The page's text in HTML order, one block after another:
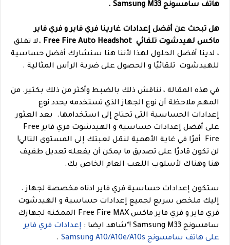
هاتف سامسونج Samsung M33 .
هل تبحث عن أفضل إعدادات غارينا فري فاير و فري فاير
ماكس لهيدشوت تلقائي Free Fire Auto Headshot .
لا تقلق
، لدينا أفضل الحلول لهذا لأننا هنا سنشارك أفضل حساسية
للهيدشوت تلقائيًا و الحصول على ضربة الرأس المثالية .
في هذه المقالة ، نناقش ذلك بالضبط وأكثر من ذلك بكثير. من
المهم ملاحظة أن نوع الجهاز الذي تستخدمه يحدد نوع
إعدادات الحساسية التي تحتاج إلى استخدامها.
يعد العثور
على أفضل إعدادات حساسية و الهيدشوت فري فاير Free
Fire أمرًا في غاية الأهمية لنقل لعبتك إلى المستوى التالي!
لن تكون قادرًا على تصديق ما يمكن أن يفعله تعديل طفيف
هنا وهناك لأسلوب اللعب العام الخاص بك.
ستكون إعدادات حساسية فري فاير ادناه مخصصة لجهاز .
إليك ملخص سريع لجميع إعدادات حساسية و الهيدشوت
فري فاير و فري فاير ماكس Free Fire MAX الممكنة لجهازك
سامسونج Samsung M33 !
*شاهد ايضا : إعدادات فري فاير
على هاتف سامسونج Samsung A10/A10e/A10s
.